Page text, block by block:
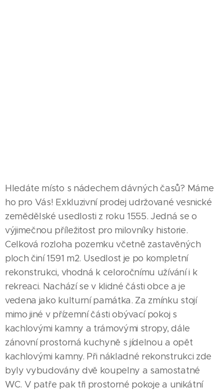
Hledáte místo s nádechem dávných časů? Máme
ho pro Vás! Exkluzivní prodej udržované vesnické
zemědělské usedlosti z roku 1555. Jedná se o
výjimečnou příležitost pro milovníky historie.
Celková rozloha pozemku včetně zastavěných
ploch činí 1591 m2. Usedlost je po kompletní
rekonstrukci, vhodná k celoročnímu užívání i k
rekreaci. Nachází se v klidné části obce a je
vedena jako kulturní památka. Za zmínku stojí
mimo jiné v přízemní části obývací pokoj s
kachlovými kamny a trámovými stropy, dále
zánovní prostorná kuchyně s jídelnou a opět
kachlovými kamny. Při nákladné rekonstrukci zde
byly vybudovány dvě koupelny a samostatné
WC. V patře pak tři prostorné pokoje a unikátní